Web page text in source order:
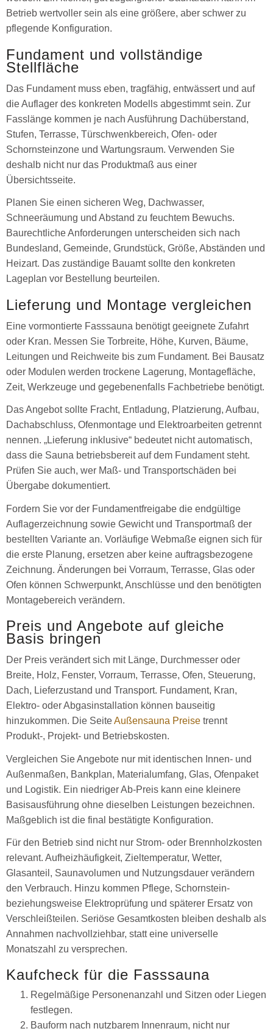
Betrieb wertvoller sein als eine größere, aber schwer zu
pflegende Konfiguration.
Fundament und vollständige
Stellfläche
Das Fundament muss eben, tragfähig, entwässert und auf
die Auflager des konkreten Modells abgestimmt sein. Zur
Fasslänge kommen je nach Ausführung Dachüberstand,
Stufen, Terrasse, Türschwenkbereich, Ofen- oder
Schornsteinzone und Wartungsraum. Verwenden Sie
deshalb nicht nur das Produktmaß aus einer
Übersichtsseite.
Planen Sie einen sicheren Weg, Dachwasser,
Schneeräumung und Abstand zu feuchtem Bewuchs.
Baurechtliche Anforderungen unterscheiden sich nach
Bundesland, Gemeinde, Grundstück, Größe, Abständen und
Heizart. Das zuständige Bauamt sollte den konkreten
Lageplan vor Bestellung beurteilen.
Lieferung und Montage vergleichen
Eine vormontierte Fasssauna benötigt geeignete Zufahrt
oder Kran. Messen Sie Torbreite, Höhe, Kurven, Bäume,
Leitungen und Reichweite bis zum Fundament. Bei Bausatz
oder Modulen werden trockene Lagerung, Montagefläche,
Zeit, Werkzeuge und gegebenenfalls Fachbetriebe benötigt.
Das Angebot sollte Fracht, Entladung, Platzierung, Aufbau,
Dachabschluss, Ofenmontage und Elektroarbeiten getrennt
nennen. „Lieferung inklusive“ bedeutet nicht automatisch,
dass die Sauna betriebsbereit auf dem Fundament steht.
Prüfen Sie auch, wer Maß- und Transportschäden bei
Übergabe dokumentiert.
Fordern Sie vor der Fundamentfreigabe die endgültige
Auflagerzeichnung sowie Gewicht und Transportmaß der
bestellten Variante an. Vorläufige Webmaße eignen sich für
die erste Planung, ersetzen aber keine auftragsbezogene
Zeichnung. Änderungen bei Vorraum, Terrasse, Glas oder
Ofen können Schwerpunkt, Anschlüsse und den benötigten
Montagebereich verändern.
Preis und Angebote auf gleiche
Basis bringen
Der Preis verändert sich mit Länge, Durchmesser oder
Breite, Holz, Fenster, Vorraum, Terrasse, Ofen, Steuerung,
Dach, Lieferzustand und Transport. Fundament, Kran,
Elektro- oder Abgasinstallation können bauseitig
hinzukommen. Die SeiteAußensauna Preise trennt
Produkt-, Projekt- und Betriebskosten.
Vergleichen Sie Angebote nur mit identischen Innen- und
Außenmaßen, Bankplan, Materialumfang, Glas, Ofenpaket
und Logistik. Ein niedriger Ab-Preis kann eine kleinere
Basisausführung ohne dieselben Leistungen bezeichnen.
Maßgeblich ist die final bestätigte Konfiguration.
Für den Betrieb sind nicht nur Strom- oder Brennholzkosten
relevant. Aufheizhäufigkeit, Zieltemperatur, Wetter,
Glasanteil, Saunavolumen und Nutzungsdauer verändern
den Verbrauch. Hinzu kommen Pflege, Schornstein-
beziehungsweise Elektroprüfung und späterer Ersatz von
Verschleißteilen. Seriöse Gesamtkosten bleiben deshalb als
Annahmen nachvollziehbar, statt eine universelle
Monatszahl zu versprechen.
Kaufcheck für die Fasssauna
Regelmäßige Personenanzahl und Sitzen oder Liegen
festlegen.
Bauform nach nutzbarem Innenraum, nicht nur